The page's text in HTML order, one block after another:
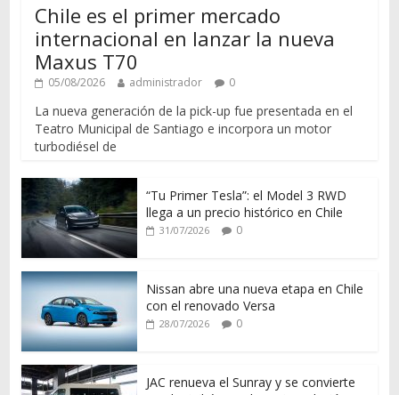
Chile es el primer mercado
internacional en lanzar la nueva
Maxus T70
05/08/2026 administrador 0
La nueva generación de la pick-up fue presentada en el
Teatro Municipal de Santiago e incorpora un motor
turbodiésel de
“Tu Primer Tesla”: el Model 3 RWD
llega a un precio histórico en Chile
31/07/2026 0
Nissan abre una nueva etapa en Chile
con el renovado Versa
28/07/2026 0
JAC renueva el Sunray y se convierte